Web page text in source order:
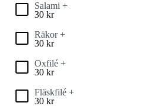
Salami +
30 kr
Räkor +
30 kr
Oxfilé +
30 kr
Fläskfilé +
30 kr